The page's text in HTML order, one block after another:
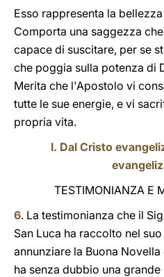
Esso rappresenta la
Comporta una saggezza
capace di suscitare, per se
che poggia sulla potenza di
Merita che l'Apostolo vi
tutte le sue energie, e vi
propria vita.
I. Dal Cristo
TESTIMONIANZA E
6. La testimonianza che il
San Luca ha raccolto nel
annunziare la Buona
ha senza dubbio una